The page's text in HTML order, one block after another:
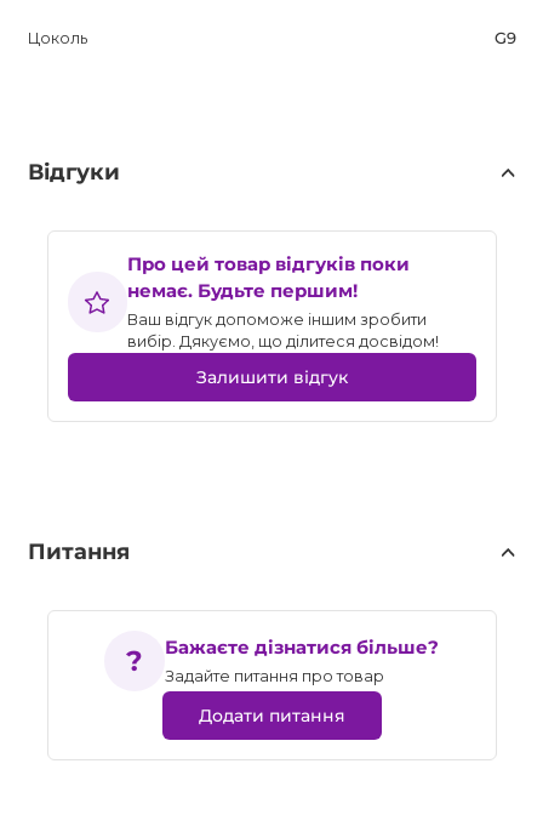
Цоколь G9
Відгуки
Про цей товар відгуків поки
немає. Будьте першим!
Ваш відгук допоможе іншим зробити
вибір. Дякуємо, що ділитеся досвідом!
Залишити відгук
Питання
Бажаєте дізнатися більше?
Задайте питання про товар
Додати питання